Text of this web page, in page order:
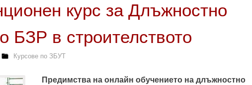
курс за Длъжностно
БЗР в строителството
Курсове по ЗБУТ
Предимства на онлайн обучението на длъжностно